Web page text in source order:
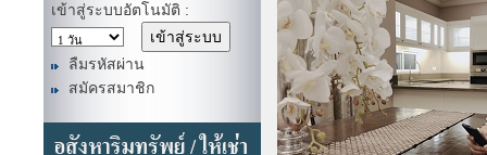
เข้าสู่ระบบอัตโนมัติ :
ลืมรหัสผ่าน
สมัครสมาชิก